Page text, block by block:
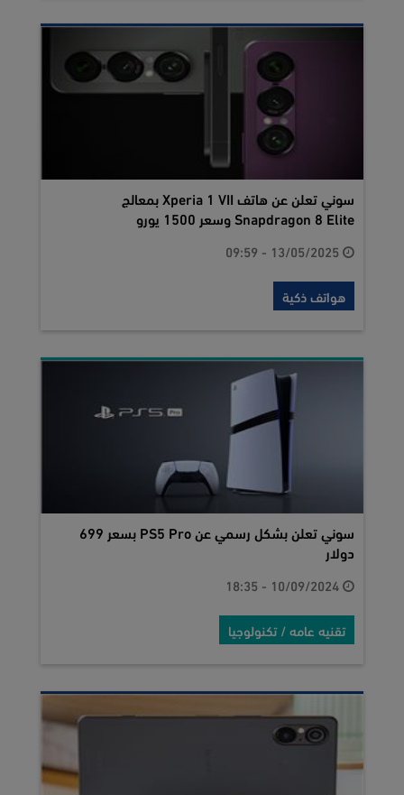
سوني تعلن عن هاتف Xperia 1 VII بمعالج
Snapdragon 8 Elite وسعر 1500 يورو
هواتف ذكية
سوني تعلن بشكل رسمي عن PS5 Pro بسعر 699
دولار
تقنيه عامه / تكنولوجيا